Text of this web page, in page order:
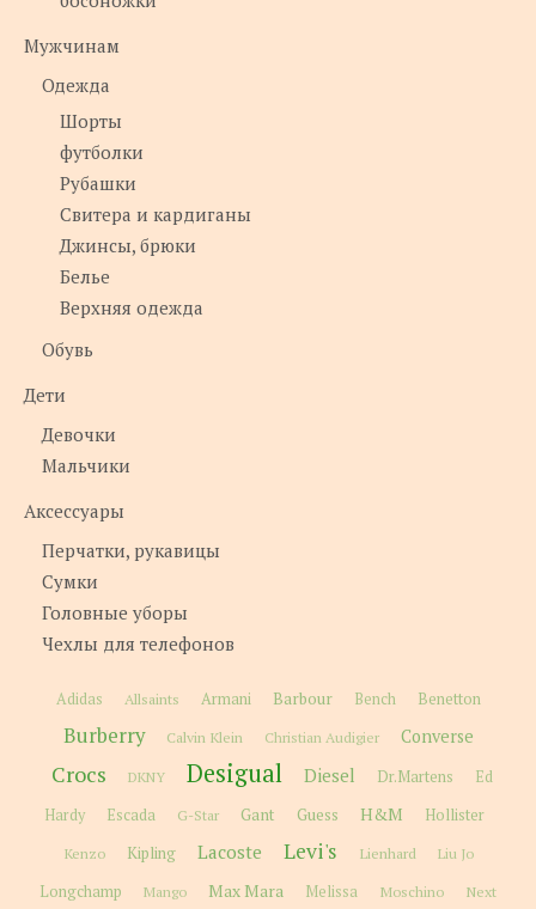
Мужчинам
Одежда
Шорты
футболки
Рубашки
Свитера и кардиганы
Джинсы, брюки
Белье
Верхняя одежда
Обувь
Дети
Девочки
Мальчики
Аксессуары
Перчатки, рукавицы
Сумки
Головные уборы
Чехлы для телефонов
Adidas Allsaints Armani Barbour Bench Benetton
Burberry Calvin Klein Christian Audigier Converse
Crocs DKNY Desigual Diesel Dr.Martens
Ed
Hardy
Escada G-Star Gant Guess H&M Hollister
Kenzo Kipling Lacoste Levi's Lienhard Liu Jo
Longchamp Mango Max Mara Melissa Moschino
Next